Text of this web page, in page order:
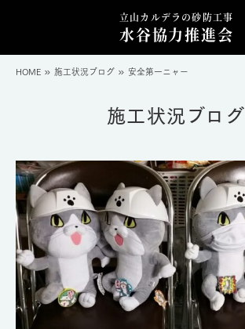
立山カルデラの砂防工事
水谷協力推進会
HOME 施工状況ブログ 安全第一ニャー
施工状況ブログ